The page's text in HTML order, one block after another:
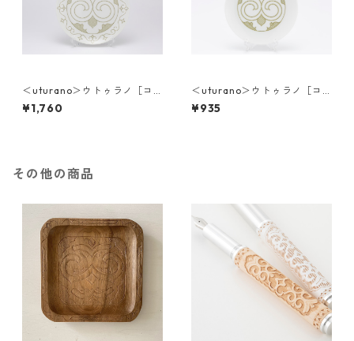
＜uturano＞ウトゥラノ［コ
タンコㇿカムイ］大皿
¥1,760
＜uturano＞ウトゥラノ［コ
タンコㇿカムイ］小皿
¥935
その他の商品